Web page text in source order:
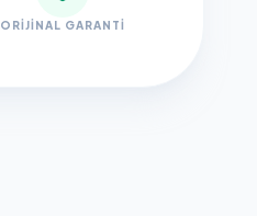
ORIJINAL GARANTI